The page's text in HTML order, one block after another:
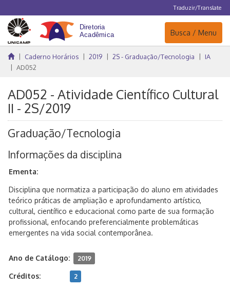
Traduzir/Translate
Navegação
Busca / Menu
Caderno Horários 2019 2S - Graduação/Tecnologia
IA
AD052
AD052 - Atividade Científico Cultural
II - 2S/2019
Graduação/Tecnologia
Informações da disciplina
Ementa:
Disciplina que normatiza a participação do aluno em atividades
teórico práticas de ampliação e aprofundamento artístico,
cultural, científico e educacional como parte de sua formação
profissional, enfocando preferencialmente problemáticas
emergentes na vida social contemporânea.
Ano de Catálogo: 2019
Créditos: 2